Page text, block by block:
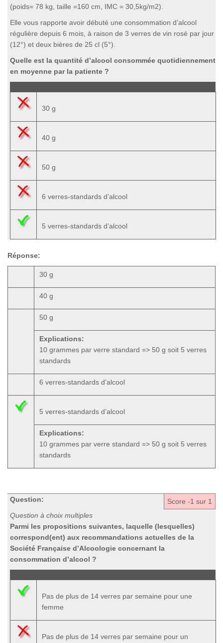
(poids= 78 kg, taille =160 cm, IMC = 30,5kg/m2).
Elle vous rapporte avoir débuté une consommation d’alcool
régulière depuis 6 mois, à raison de 3 verres de vin rosé par jour
(12°) et deux bières de 25 cl (5°).
Quelle est la quantité d’alcool consommée quotidiennement
en moyenne par la patiente ?
30 g
40 g
50 g
6 verres-standards d’alcool
5 verres-standards d’alcool
Réponse:
30 g
40 g
50 g
Explications:
10 grammes par verre standard => 50 g soit 5 verres
standards
6 verres-standards d’alcool
5 verres-standards d’alcool
Explications:
10 grammes par verre standard => 50 g soit 5 verres
standards
Score -1 sur 1
Question:
Question à choix multiples
Parmi les propositions suivantes, laquelle (lesquelles)
correspond(ent) aux recommandations actuelles de la
Société Française d’Alcoologie concernant la
consommation d’alcool ?
Pas de plus de 14 verres par semaine pour une
femme
Pas de plus de 14 verres par semaine pour un